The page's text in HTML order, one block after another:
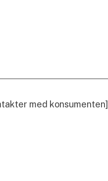
med konsumenten]